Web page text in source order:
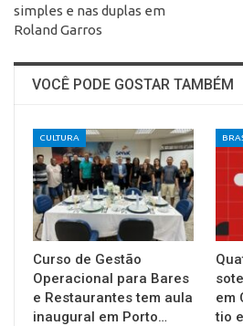
simples e nas duplas em
Roland Garros
VOCÊ PODE GOSTAR TAMBÉM
CULTURA
Curso de Gestão
Operacional para Bares
e Restaurantes tem aula
inaugural em Porto…
em
tio